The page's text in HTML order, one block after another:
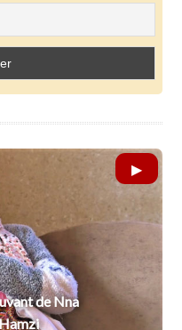
de Nna